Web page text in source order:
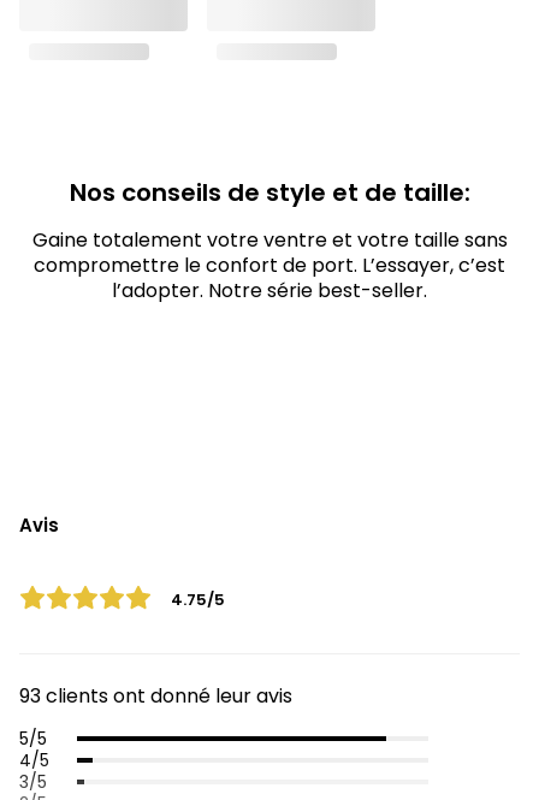
Nos conseils de style et de taille:
Gaine totalement votre ventre et votre taille sans
compromettre le confort de port. L’essayer, c’est
l’adopter. Notre série best-seller.
Avis
4.75/5
93 clients ont donné leur avis
5/5
4/5
3/5